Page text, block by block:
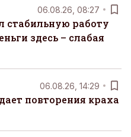
06.08.26, 08:27
стабильную работу
здесь – слабая
06.08.26, 14:29
повторения краха